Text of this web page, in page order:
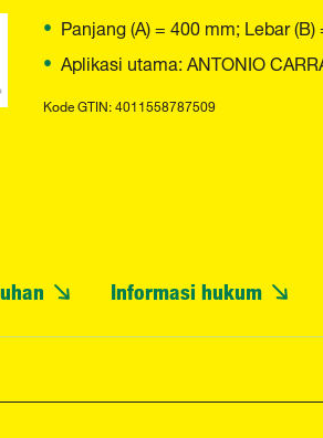
Panjang (A) = 400 mm; Lebar
Aplikasi utama: ANTONIO
Kode GTIN: 4011558787509
Informasi hukum